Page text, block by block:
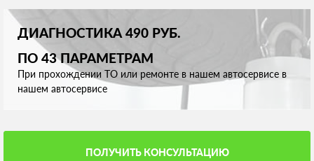
ДИАГНОСТИКА 490 РУБ.
ПО 43 ПАРАМЕТРАМ
При прохождении ТО или ремонте в нашем автосервисе в
нашем автосервисе
ПОЛУЧИТЬ КОНСУЛЬТАЦИЮ